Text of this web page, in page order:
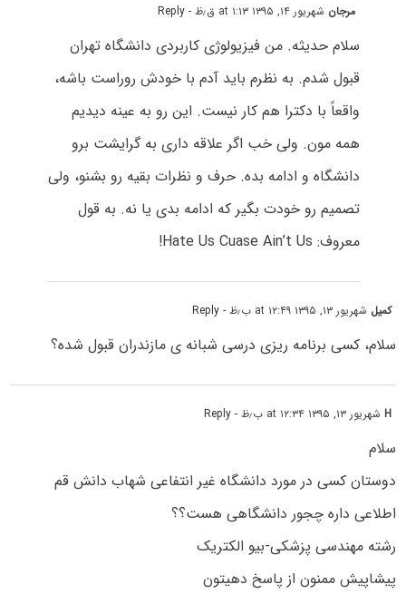
مرجان شهریور ۱۴, ۱۳۹۵ at ۱:۱۳ ق٫ظ - Reply
سلام حدیثه. من فیزیولوژی کاربردی دانشگاه تهران
قبول شدم. به نظرم باید آدم با خودش روراست باشه،
واقعاً با دکترا هم کار نیست. این رو به عینه دیدیم
همه مون. ولی خب اگر علاقه داری به گرایشت برو
دانشگاه و ادامه بده. حرف و نظرات بقیه رو بشنو، ولی
تصمیم رو خودت بگیر که ادامه بدی یا نه. به قول
معروف: Hate Us Cuase Ain’t Us!
کمیل شهریور ۱۳, ۱۳۹۵ at ۱۲:۴۹ ب٫ظ - Reply
سلام، کسی برنامه ریزی درسی شبانه ی مازندران قبول شده؟
Hشهریور ۱۳, ۱۳۹۵ at ۱۲:۳۴ ب٫ظ - Reply
سلام
دوستان کسی در مورد دانشگاه غیر انتفاعی شهاب دانش قم
اطلاعی داره چجور دانشگاهی هست؟؟
رشته مهندسی پزشکی-بیو الکتریک
پیشاپیش ممنون از پاسخ دهیتون